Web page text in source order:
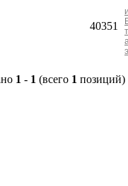
40351
1 - 1 (всего 1 позиций)